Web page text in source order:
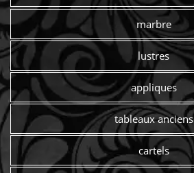
marbre
lustres
appliques
tableaux anciens
cartels